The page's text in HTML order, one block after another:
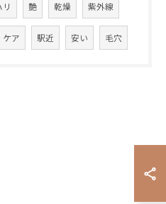
リ 艶 乾燥 紫外線
ケア 駅近 安い 毛穴